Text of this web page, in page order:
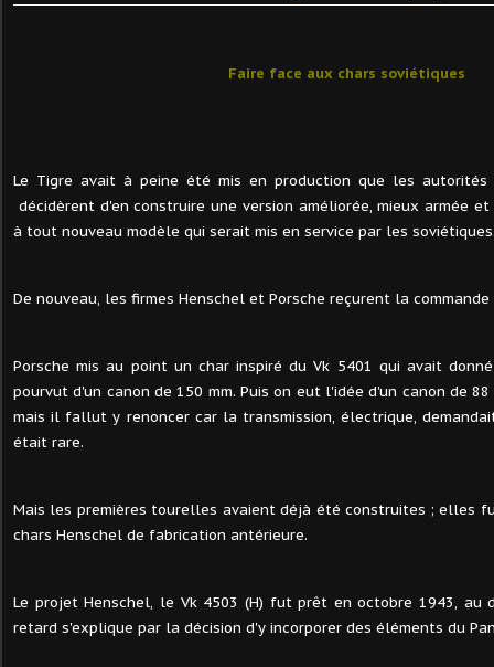
Faire face aux chars soviétiques
Le Tigre avait à peine été mis en production que les
décidèrent d'en construire une version améliorée, mieux armée
à tout nouveau modèle qui serait mis en service par les
De nouveau, les firmes Henschel et Porsche reçurent la
Porsche mis au point un char inspiré du Vk 5401 qui avait
pourvut d'un canon de 150 mm. Puis on eut l'idée d'un canon de
mais il fallut y renoncer car la transmission, électrique,
était rare.
Mais les premières tourelles avaient déjà été construites ; elles
chars Henschel de fabrication antérieure.
Le projet Henschel, le Vk 4503 (H) fut prêt en octobre 1943, au
retard s'explique par la décision d'y incorporer des éléments du